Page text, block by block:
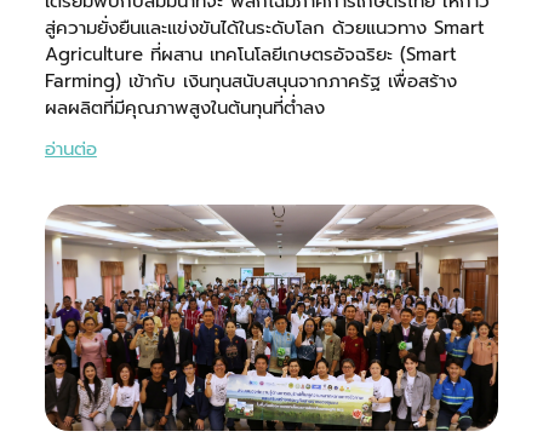
สู่ความยั่งยืนและแข่งขันได้ในระดับโลก ด้วยแนวทาง Smart
Agriculture ที่ผสาน เทคโนโลยีเกษตรอัจฉริยะ (Smart
Farming) เข้ากับ เงินทุนสนับสนุนจากภาครัฐ เพื่อสร้าง
ผลผลิตที่มีคุณภาพสูงในต้นทุนที่ต่ำลง
อ่านต่อ